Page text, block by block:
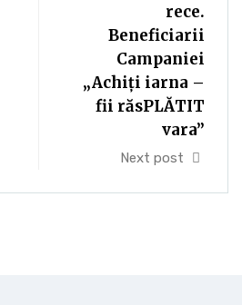
rece.
Beneficiarii
Campaniei
„Achiți iarna –
fii răsPLĂTIT
vara”
Next post